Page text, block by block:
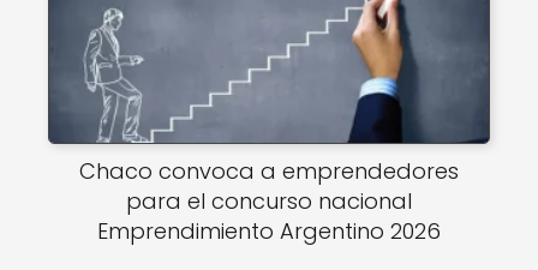
Chaco convoca a emprendedores
para el concurso nacional
Emprendimiento Argentino 2026